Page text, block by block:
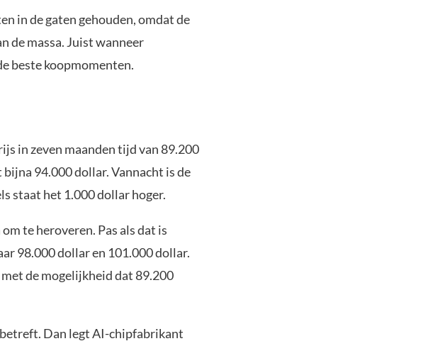
in de gaten gehouden, omdat de
de massa. Juist wanneer
beste koopmomenten.
in zeven maanden tijd van 89.200
94.000 dollar. Vannacht is de
staat het 1.000 dollar hoger.
te heroveren. Pas als dat is
98.000 dollar en 101.000 dollar.
de mogelijkheid dat 89.200
Dan legt AI-chipfabrikant